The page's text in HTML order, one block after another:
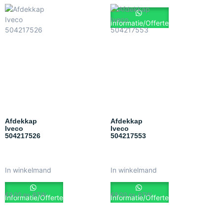
Informatie/Offerte
Afdekkap
Iveco
504217526
€8.00 ex. BTW
In winkelmand
Informatie/Offerte
Afdekkap
Iveco
504217553
€8.00 ex. BTW
In winkelmand
Informatie/Offerte